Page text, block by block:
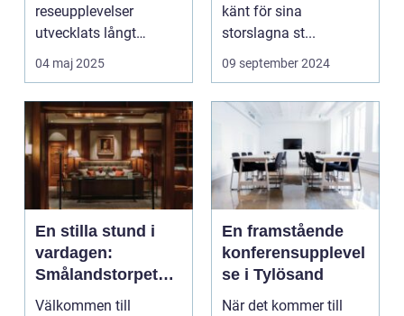
reseupplevelser
utvecklats långt
bortom ...
04 maj 2025
känt för sina
storslagna st...
09 september 2024
En stilla stund i
vardagen:
Smålandstorpet
Lanthotell
Välkommen till
En framstående
konferensupplevel
se i Tylösand
När det kommer till